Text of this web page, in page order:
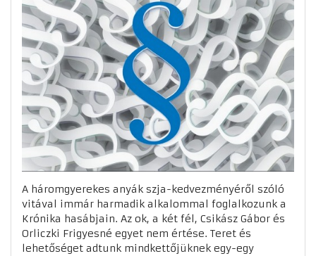
A háromgyerekes anyák szja-kedvezményéről szóló
vitával immár harmadik alkalommal foglalkozunk a
Krónika hasábjain. Az ok, a két fél, Csikász Gábor és
Orliczki Frigyesné egyet nem értése. Teret és
lehetőséget adtunk mindkettőjüknek egy-egy